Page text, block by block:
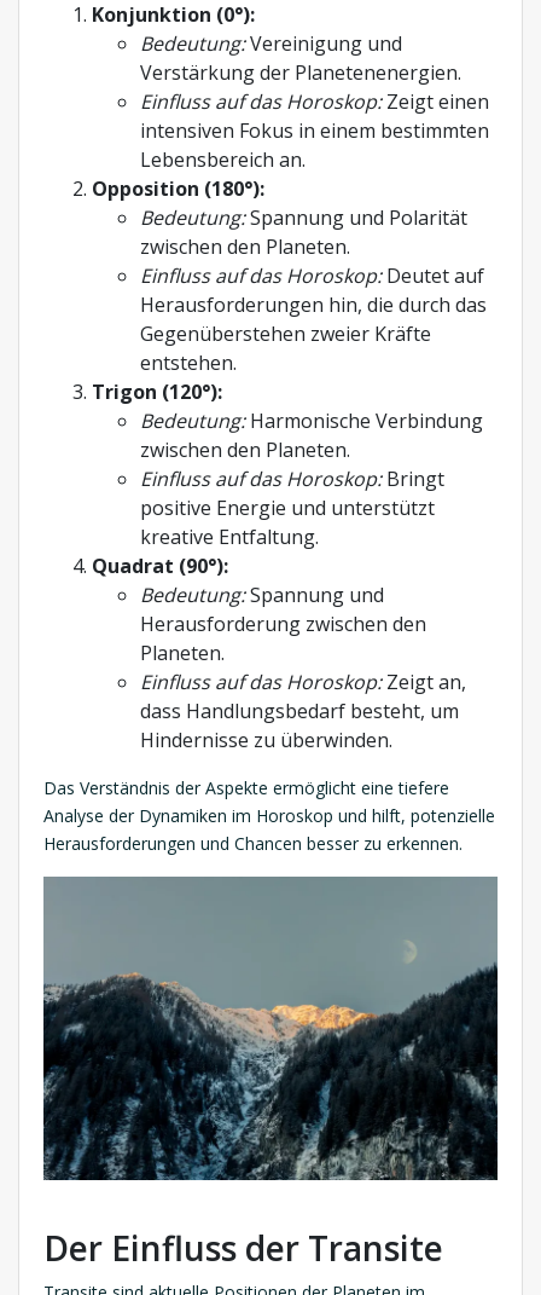
Konjunktion (0°):
Bedeutung:Vereinigung und
Verstärkung der Planetenenergien.
Einfluss auf das Horoskop:Zeigt einen
intensiven Fokus in einem bestimmten
Lebensbereich an.
Opposition (180°):
Bedeutung:Spannung und Polarität
zwischen den Planeten.
Einfluss auf das Horoskop:Deutet auf
Herausforderungen hin, die durch das
Gegenüberstehen zweier Kräfte
entstehen.
Trigon (120°):
Bedeutung:Harmonische Verbindung
zwischen den Planeten.
Einfluss auf das Horoskop:Bringt
positive Energie und unterstützt
kreative Entfaltung.
Quadrat (90°):
Bedeutung:Spannung und
Herausforderung zwischen den
Planeten.
Einfluss auf das Horoskop:Zeigt an,
dass Handlungsbedarf besteht, um
Hindernisse zu überwinden.
Das Verständnis der Aspekte ermöglicht eine tiefere
Analyse der Dynamiken im Horoskop und hilft, potenzielle
Herausforderungen und Chancen besser zu erkennen.
Der Einfluss der Transite